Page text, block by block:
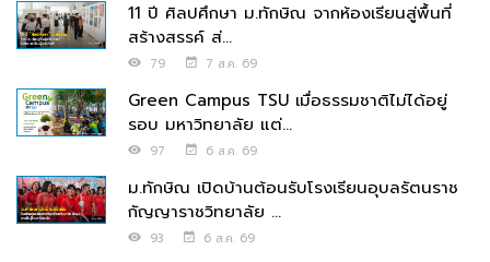
11 ปี ศิลปศึกษา ม.ทักษิณ จากห้องเรียนสู่พื้นที่
สร้างสรรค์ ส่...
79 7 ส.ค. 69
Green Campus TSU เมื่อธรรมชาติไม่ได้อยู่
รอบ มหาวิทยาลัย แต่...
97 6 ส.ค. 69
ม.ทักษิณ เปิดบ้านต้อนรับโรงเรียนอุบลรัตนราช
กัญญาราชวิทยาลัย ...
93 6 ส.ค. 69